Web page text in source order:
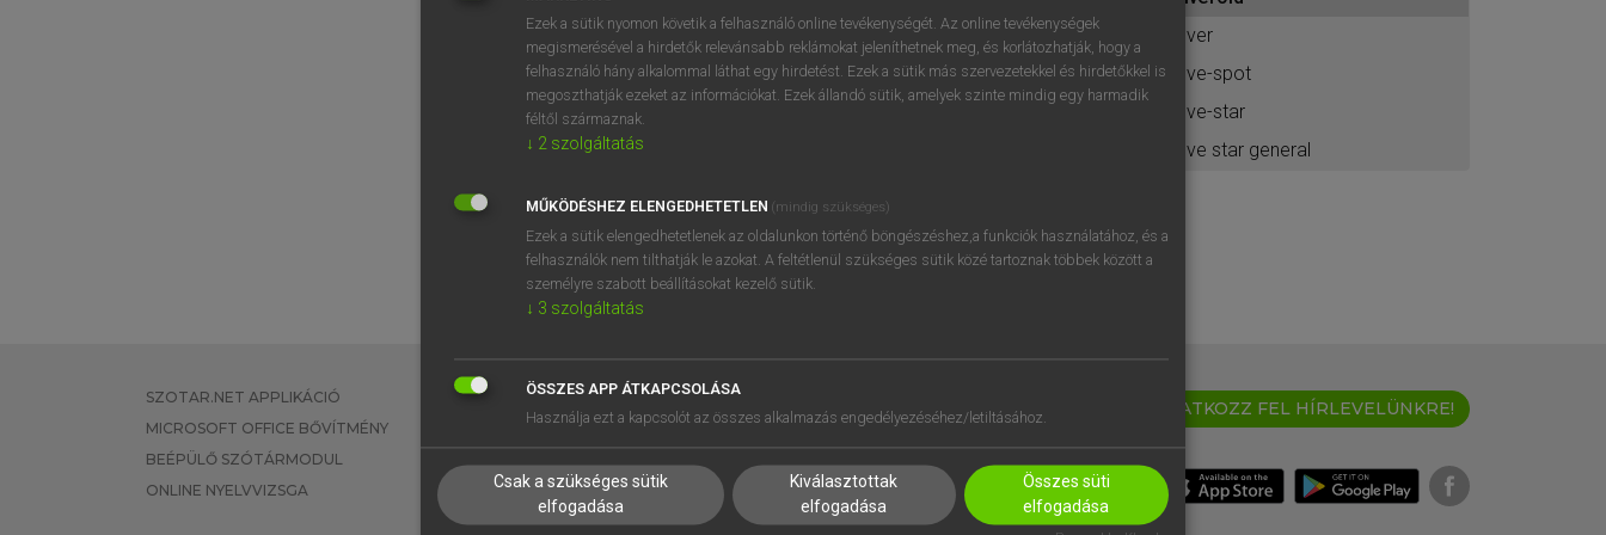
BELÉPÉS
próbaverziójának elindításához
regisztrálok ésbelépek.
REGISZTRÁCIÓ
fiver
five-spot
five-star
five star general
SZOTAR.NET APPLIKÁCIÓ
MICROSOFT OFFICE BŐVÍTMÉNY
BEÉPÜLŐ SZÓTÁRMODUL
ONLINE NYELVVIZSGA
EGYÉNI FELHASZNÁLÓKNAK
TANULÓKNAK
VÁLLALATI MEGOLDÁSOK
SÚGÓ
RÓLUNK
SÜTI BEÁLLÍTÁSOK
IRATKOZZ FEL HÍRLEVELÜNKRE!
Ezek a sütik nyomon követik a felhasználó online tevékenységét. Az online tevékenységek
megismerésével a hirdetők relevánsabb reklámokat jeleníthetnek meg, és korlátozhatják, hogy a
felhasználó hány alkalommal láthat egy hirdetést. Ezek a sütik más szervezetekkel és hirdetőkkel is
megoszthatják ezeket az információkat. Ezek állandó sütik, amelyek szinte mindig egy harmadik
féltől származnak.
↓ 2 szolgáltatás
MŰKÖDÉSHEZ ELENGEDHETETLEN (mindig szükséges)
Ezek a sütik elengedhetetlenek az oldalunkon történő böngészéshez,a funkciók használatához, és a
felhasználók nem tilthatják le azokat. A feltétlenül szükséges sütik közé tartoznak többek között a
személyre szabott beállításokat kezelő sütik.
↓ 3 szolgáltatás
ÖSSZES APP ÁTKAPCSOLÁSA
Használja ezt a kapcsolót az összes alkalmazás engedélyezéséhez/letiltásához.
Csak a szükséges sütik
elfogadása
Kiválasztottak
elfogadása
Összes süti
elfogadása